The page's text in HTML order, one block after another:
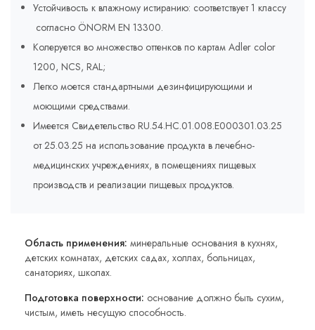
Устойчивость к влажному истиранию: соответствует 1 классу
согласно ÖNORM EN 13300.
Колеруется во множество оттенков по картам Adler соlor
1200, NCS, RAL;
Легко моется стандартными дезинфицирующими и
моющими средствами.
Имеется Свидетельство RU.54.HC.01.008.E000301.03.25
от 25.03.25 на использование продукта в лечебно-
медицинских учреждениях, в помещениях пищевых
производств и реализации пищевых продуктов.
Область применения: минеральные основания в кухнях,
детских комнатах, детских садах, холлах, больницах,
санаториях, школах.
Подготовка поверхности: основание должно быть сухим,
чистым, иметь несущую способность.